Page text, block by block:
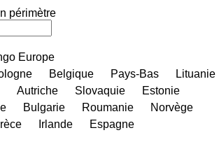
périmètre
Europe
Belgique Pays-Bas
Lituanie
Autriche Slovaquie
Estonie
Bulgarie Roumanie
Norvège
Irlande
Espagne